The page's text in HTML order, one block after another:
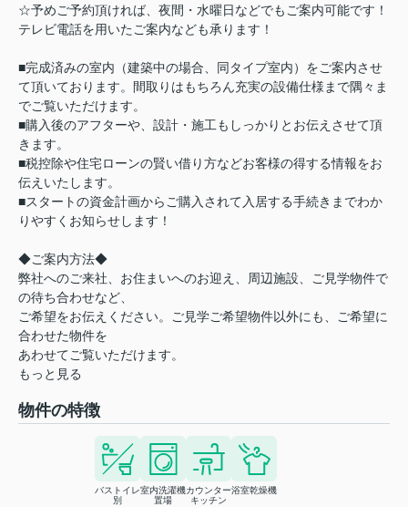
☆予めご予約頂ければ、夜間・水曜日などでもご案内可能です！
テレビ電話を用いたご案内なども承ります！
■完成済みの室内（建築中の場合、同タイプ室内）をご案内させ
て頂いております。間取りはもちろん充実の設備仕様まで隅々ま
でご覧いただけます。
■購入後のアフターや、設計・施工もしっかりとお伝えさせて頂
きます。
■税控除や住宅ローンの賢い借り方などお客様の得する情報をお
伝えいたします。
■スタートの資金計画からご購入されて入居する手続きまでわか
りやすくお知らせします！
◆ご案内方法◆
弊社へのご来社、お住まいへのお迎え、周辺施設、ご見学物件で
の待ち合わせなど、
ご希望をお伝えください。ご見学ご希望物件以外にも、ご希望に
合わせた物件を
あわせてご覧いただけます。
もっと見る
物件の特徴
バストイレ
別
室内洗濯機
置場
カウンター
キッチン
浴室乾燥機